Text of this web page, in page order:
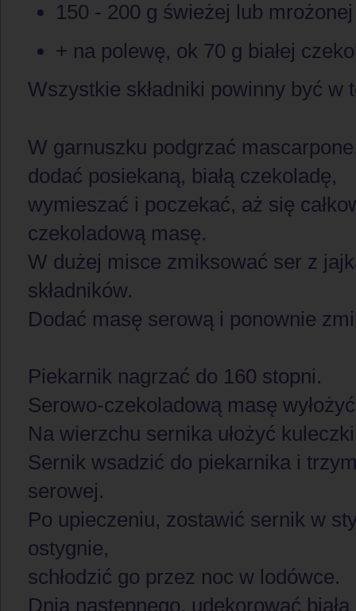
150 - 200 g świeżej lub
+ na polewę, ok 70 g białej
Wszystkie składniki powinny być w
W garnuszku podgrzać
dodać posiekaną, białą czekoladę,
wymieszać i poczekać, aż się
czekoladową masę.
W dużej misce zmiksować ser z
składników.
Dodać masę serową i ponownie
Piekarnik nagrzać do 160 stopni.
Serowo-czekoladową masę
Na wierzchu sernika ułożyć
Sernik wsadzić do piekarnika i
serowej.
Po upieczeniu, zostawić sernik w
ostygnie,
schłodzić go przez noc w lodówce.
Dnia następnego, udekorować